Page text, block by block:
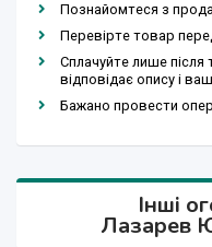
Познайомтеся з
Перевірте товар
Сплачуйте лише
відповідає опису і
Бажано провести
Інші
Лазарев